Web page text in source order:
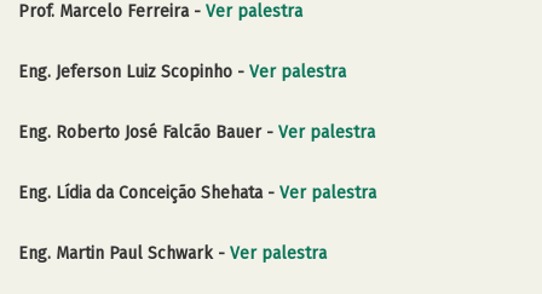
Prof. Marcelo Ferreira - Ver palestra
Eng. Jeferson Luiz Scopinho - Ver palestra
Eng. Roberto José Falcão Bauer - Ver palestra
Eng. Lídia da Conceição Shehata - Ver palestra
Eng. Martin Paul Schwark - Ver palestra